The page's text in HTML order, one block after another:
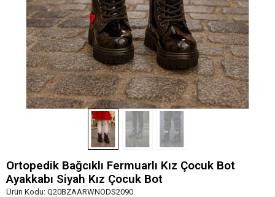
Ortopedik Bağcıklı Fermuarlı Kız Çocuk Bot
Ayakkabı Siyah Kız Çocuk Bot
Ürün Kodu: Q20BZAARWNODS2090